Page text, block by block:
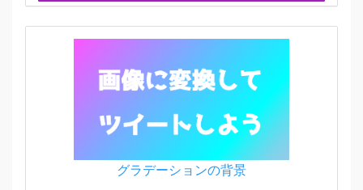
グラデーションの背景